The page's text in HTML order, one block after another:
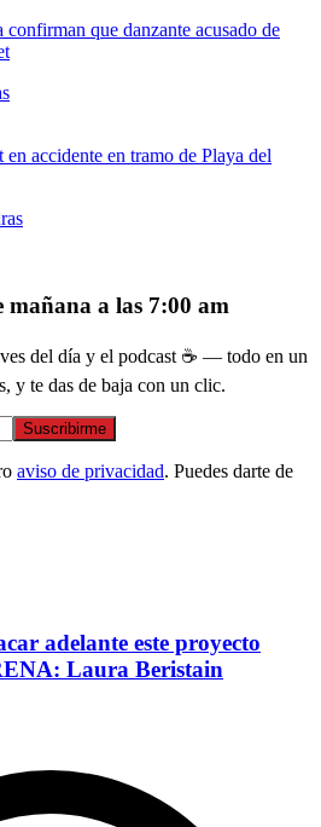
que danzante acusado de
accidente en tramo de Playa del
mañana a las 7:00 am
del día y el podcast ☕ — todo en un
y te das de baja con un clic.
Suscribirme
aviso de privacidad. Puedes darte de
adelante este proyecto
Laura Beristain